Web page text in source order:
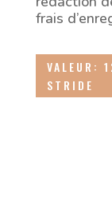
frais
VALEUR:
STRIDE